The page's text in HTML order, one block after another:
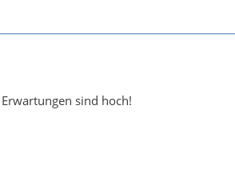
sind hoch!